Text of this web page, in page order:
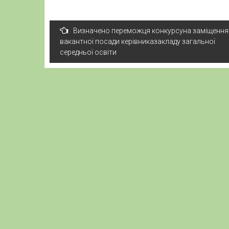
Навігація
записів
Визначено переможця конкурсуна заміщення
вакантної посади керівниказакладу загальної
середньої освіти